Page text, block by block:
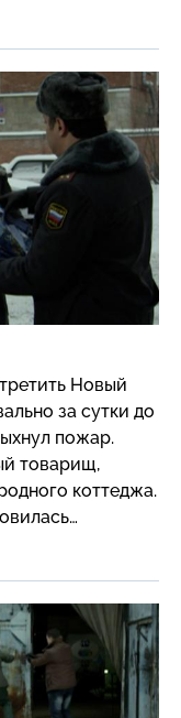
Новый
за сутки до
пожар.
товарищ,
коттеджа.
банк…